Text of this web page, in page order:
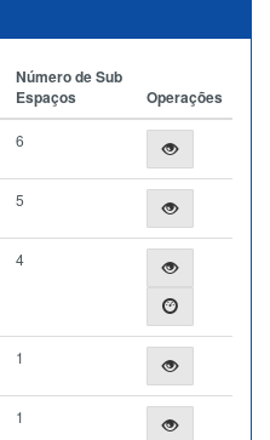
Número de Sub
Espaços
Operações
6
5
4
1
1